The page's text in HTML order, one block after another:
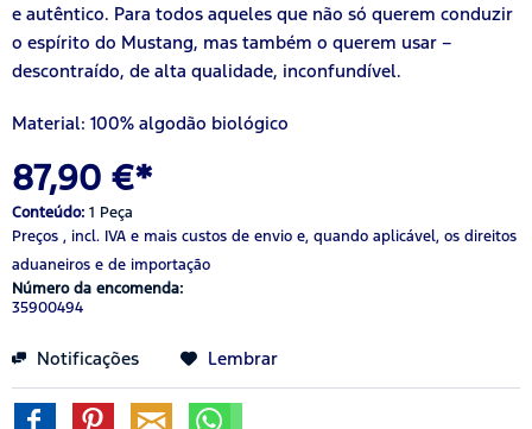
e autêntico. Para todos aqueles que não só querem conduzir
o espírito do Mustang, mas também o querem usar –
descontraído, de alta qualidade, inconfundível.
Material: 100% algodão biológico
87,90 €*
Conteúdo: 1 Peça
Preços , incl. IVA e mais custos de envio e, quando aplicável, os direitos
aduaneiros e de importação
Número da encomenda:
35900494
Notificações Lembrar